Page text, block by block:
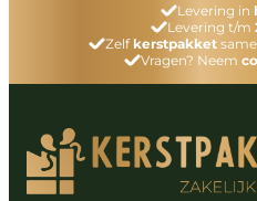
Levering in
Levering t/m
Zelf kerstpakket
Vragen? Neem